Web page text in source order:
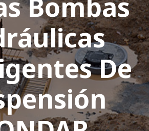
Bombas
De